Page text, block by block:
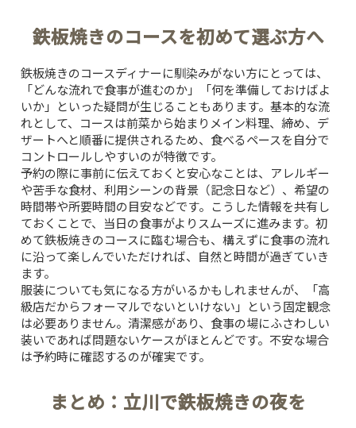
TOP
CONCEPT
PICK UP WINE
MENU
鉄板焼きのコースを初めて選ぶ方へ
鉄板焼きのコースディナーに馴染みがない方にとっては、
「どんな流れで食事が進むのか」「何を準備しておけばよ
いか」といった疑問が生じることもあります。基本的な流
れとして、コースは前菜から始まりメイン料理、締め、デ
ザートへと順番に提供されるため、食べるペースを自分で
コントロールしやすいのが特徴です。
予約の際に事前に伝えておくと安心なことは、アレルギー
や苦手な食材、利用シーンの背景（記念日など）、希望の
時間帯や所要時間の目安などです。こうした情報を共有し
ておくことで、当日の食事がよりスムーズに進みます。初
めて鉄板焼きのコースに臨む場合も、構えずに食事の流れ
に沿って楽しんでいただければ、自然と時間が過ぎていき
ます。
服装についても気になる方がいるかもしれませんが、「高
級店だからフォーマルでないといけない」という固定観念
は必要ありません。清潔感があり、食事の場にふさわしい
装いであれば問題ないケースがほとんどです。不安な場合
は予約時に確認するのが確実です。
まとめ：立川で鉄板焼きの夜を